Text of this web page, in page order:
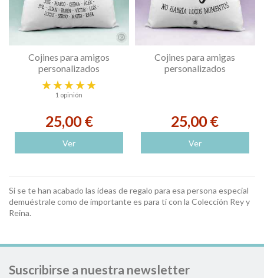
Cojines para amigos
personalizados
1 opinión
25,00 €
Ver
Cojines para amigas
personalizados
25,00 €
Ver
Si se te han acabado las ideas de regalo para esa persona especial
demuéstrale como de importante es para ti con la Colección Rey y
Reina.
Suscribirse a nuestra newsletter